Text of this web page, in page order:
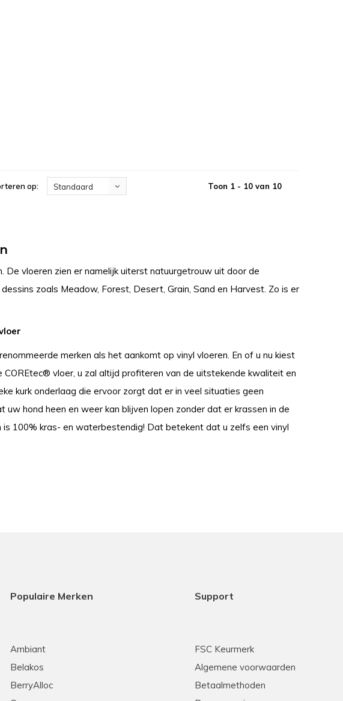
op: Standaard Toon 1 - 10 van 10
De vloeren zien er namelijk uiterst natuurgetrouw uit door de
zoals Meadow, Forest, Desert, Grain, Sand en Harvest. Zo is er
merken als het aankomt op vinyl vloeren. En of u nu kiest
vloer, u zal altijd profiteren van de uitstekende kwaliteit en
kurk onderlaag die ervoor zorgt dat er in veel situaties geen
hond heen en weer kan blijven lopen zonder dat er krassen in de
100% kras- en waterbestendig! Dat betekent dat u zelfs een vinyl
Populaire Merken
Ambiant
Belakos
BerryAlloc
Support
FSC Keurmerk
Algemene voorwaarden
Betaalmethoden